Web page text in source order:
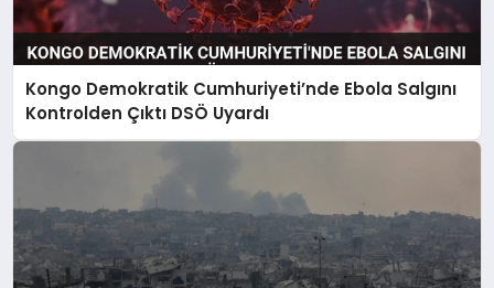
Kongo Demokratik Cumhuriyeti’nde Ebola Salgını
Kontrolden Çıktı DSÖ Uyardı